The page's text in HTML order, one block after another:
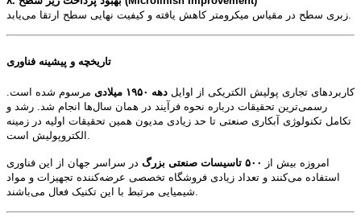
زبری سطح در مقیاس میکرومتر کاهش یافته و کیفیت نهایی سطح ارتقا می‌یابد.
تاریخچه و پیشینه فناوری
کاربردهای تجاری پولیش الکتریکی از اوایل دهه ۱۹۵۰ میلادی
مرسوم شده است.
رسمی‌ترین تحقیقات درباره نحوه فرآیند در همان سال‌ها انجام شد. رشد و
تکامل تکنولوژی آبکاری صنعتی تا حد زیادی مدیون همین تحقیقات اولیه در زمینه
امروزه بیش از ۵۰۰ تاسیسات صنعتی بزرگ
در سراسر جهان از این فناوری
استفاده می‌کنند و تعداد زیادی فروشگاه تخصصی عرضه‌کننده تجهیزات و مواد